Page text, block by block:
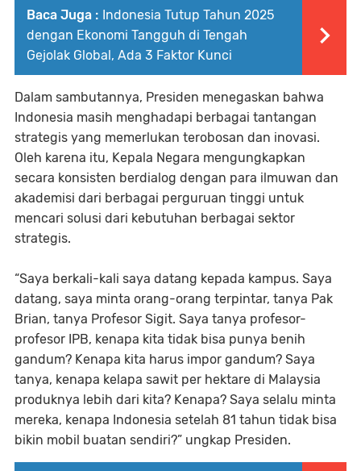
Baca Juga : Indonesia Tutup Tahun 2025
dengan Ekonomi Tangguh di Tengah
Gejolak Global, Ada 3 Faktor Kunci
Dalam sambutannya, Presiden menegaskan bahwa
Indonesia masih menghadapi berbagai tantangan
strategis yang memerlukan terobosan dan inovasi.
Oleh karena itu, Kepala Negara mengungkapkan
secara konsisten berdialog dengan para ilmuwan dan
akademisi dari berbagai perguruan tinggi untuk
mencari solusi dari kebutuhan berbagai sektor
strategis.
“Saya berkali-kali saya datang kepada kampus. Saya
datang, saya minta orang-orang terpintar, tanya Pak
Brian, tanya Profesor Sigit. Saya tanya profesor-
profesor IPB, kenapa kita tidak bisa punya benih
gandum? Kenapa kita harus impor gandum? Saya
tanya, kenapa kelapa sawit per hektare di Malaysia
produknya lebih dari kita? Kenapa? Saya selalu minta
mereka, kenapa Indonesia setelah 81 tahun tidak bisa
bikin mobil buatan sendiri?” ungkap Presiden.